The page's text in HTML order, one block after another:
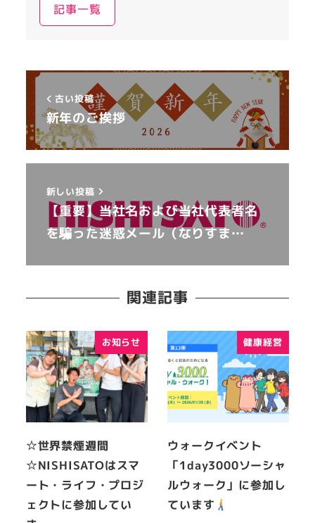
記事一覧
古い投稿
新年のご挨拶
新しい投稿
【重要】当社名および当社代表者名
を騙った迷惑メール（なりすま…
関連記事
お知らせ
☆世界禁煙週間
☆NISHISATOはスマ
ート・ライフ・プロジ
ェクトに参加してい
健康経営
ウォークイベント
「1day3000ソーシャ
ルウォーク」に参加し
ています